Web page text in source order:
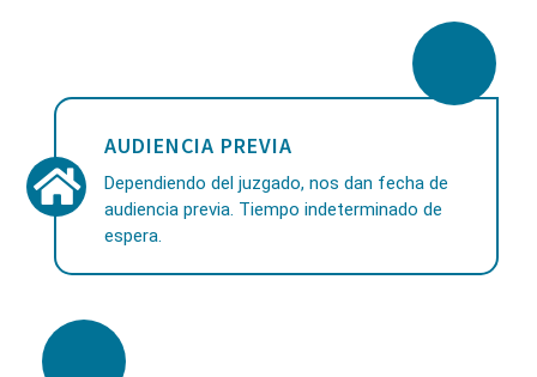
AUDIENCIA PREVIA
Dependiendo del juzgado, nos dan fecha de
audiencia previa. Tiempo indeterminado de
espera.